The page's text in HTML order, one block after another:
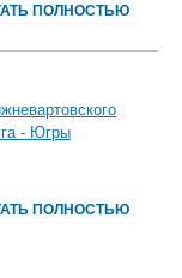
ПОЛНОСТЬЮ
- Югры
ПОЛНОСТЬЮ